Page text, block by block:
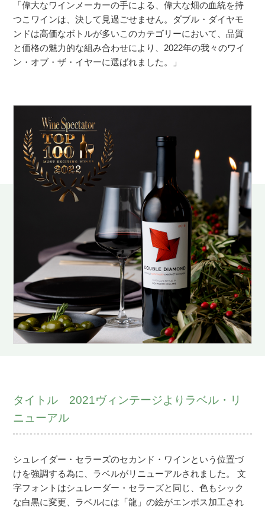
「偉大なワインメーカーの手による、偉大な畑の血統を持
つこワインは、決して見過ごせません。ダブル・ダイヤモ
ンドは高価なボトルが多いこのカテゴリーにおいて、品質
と価格の魅力的な組み合わせにより、2022年の我々のワイ
ン・オブ・ザ・イヤーに選ばれました。」
タイトル 2021ヴィンテージよりラベル・リ
ニューアル
シュレイダー・セラーズのセカンド・ワインという位置づ
けを強調する為に、ラベルがリニューアルされました。 文
字フォントはシュレーダー・セラーズと同じ、色もシック
な白黒に変更、ラベルには「龍」の絵がエンボス加工され